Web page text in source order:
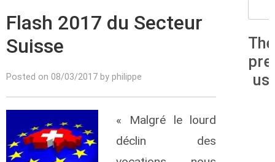
Flash 2017 du Secteur
Suisse
Posted on 08/03/2017 by philippe
« Malgré le lourd
déclin des
us